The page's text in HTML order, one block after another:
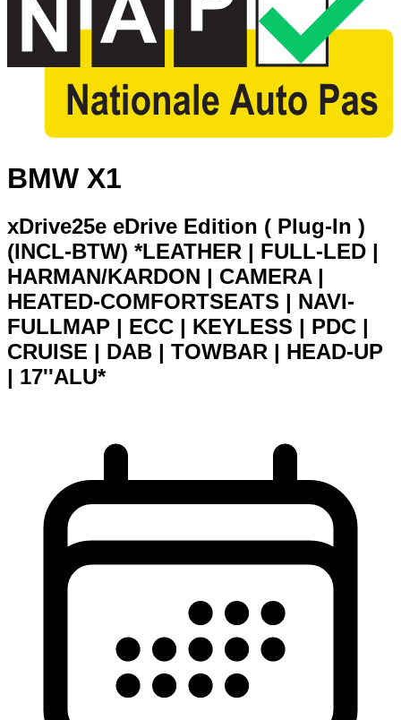
BMW X1
xDrive25e eDrive Edition ( Plug-In )
(INCL-BTW) *LEATHER | FULL-LED |
HARMAN/KARDON | CAMERA |
HEATED-COMFORTSEATS | NAVI-
FULLMAP | ECC | KEYLESS | PDC |
CRUISE | DAB | TOWBAR | HEAD-UP
| 17''ALU*